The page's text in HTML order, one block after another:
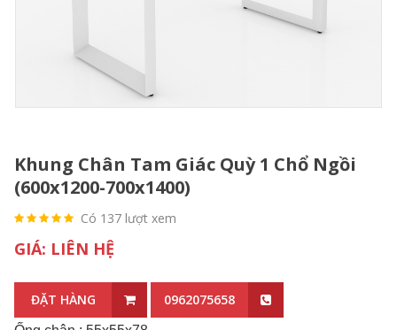
Khung Chân Tam Giác Quỳ 1 Chổ Ngồi
(600x1200-700x1400)
Có 137 lượt xem
GIÁ: LIÊN HỆ
ĐẶT HÀNG 0962075658